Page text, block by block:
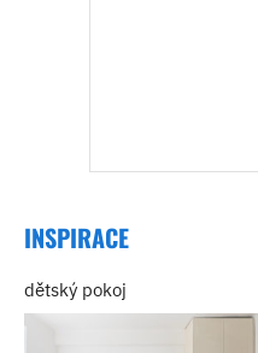
INSPIRACE
dětský pokoj